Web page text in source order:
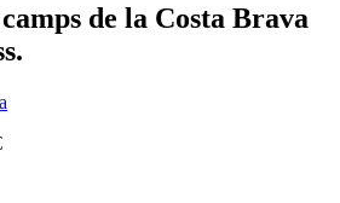
de la Costa Brava